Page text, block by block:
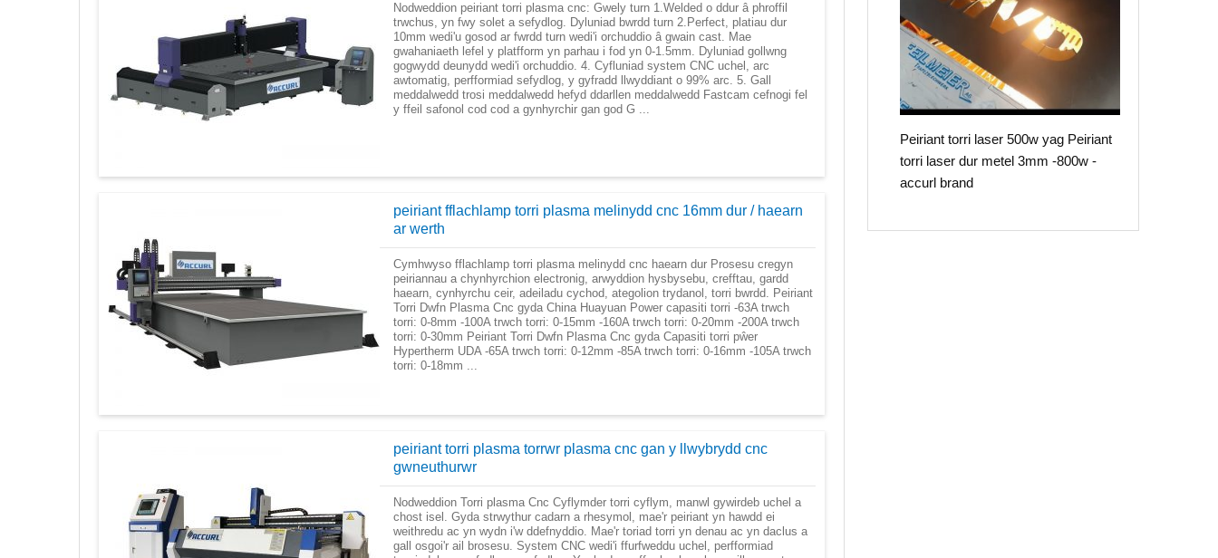
Nodweddion peiriant torri plasma cnc: Gwely turn 1.Welded o ddur â phroffil
trwchus, yn fwy solet a sefydlog. Dyluniad bwrdd turn 2.Perfect, platiau dur
10mm wedi'u gosod ar fwrdd turn wedi'i orchuddio â gwain cast. Mae
gwahaniaeth lefel y platfform yn parhau i fod yn 0-1.5mm. Dyluniad gollwng
gogwydd deunydd wedi'i orchuddio. 4. Cyfluniad system CNC uchel, arc
awtomatig, perfformiad sefydlog, y gyfradd llwyddiant o 99% arc. 5. Gall
meddalwedd trosi meddalwedd hefyd ddarllen meddalwedd Fastcam cefnogi fel
y ffeil safonol cod cod a gynhyrchir gan god G ...
peiriant fflachlamp torri plasma melinydd cnc 16mm dur / haearn
ar werth
Cymhwyso fflachlamp torri plasma melinydd cnc haearn dur Prosesu cregyn
peiriannau a chynhyrchion electronig, arwyddion hysbysebu, crefftau, gardd
haearn, cynhyrchu ceir, adeiladu cychod, ategolion trydanol, torri bwrdd. Peiriant
Torri Dwfn Plasma Cnc gyda China Huayuan Power capasiti torri -63A trwch
torri: 0-8mm -100A trwch torri: 0-15mm -160A trwch torri: 0-20mm -200A trwch
torri: 0-30mm Peiriant Torri Dwfn Plasma Cnc gyda Capasiti torri pŵer
Hypertherm UDA -65A trwch torri: 0-12mm -85A trwch torri: 0-16mm -105A trwch
torri: 0-18mm ...
peiriant torri plasma torrwr plasma cnc gan y llwybrydd cnc
gwneuthurwr
Nodweddion Torri plasma Cnc Cyflymder torri cyflym, manwl gywirdeb uchel a
chost isel. Gyda strwythur cadarn a rhesymol, mae'r peiriant yn hawdd ei
weithredu ac yn wydn i'w ddefnyddio. Mae'r toriad torri yn denau ac yn daclus a
gall osgoi'r ail brosesu. System CNC wedi'i ffurfweddu uchel, perfformiad
Peiriant torri laser 500w yag Peiriant
torri laser dur metel 3mm -800w -
accurl brand